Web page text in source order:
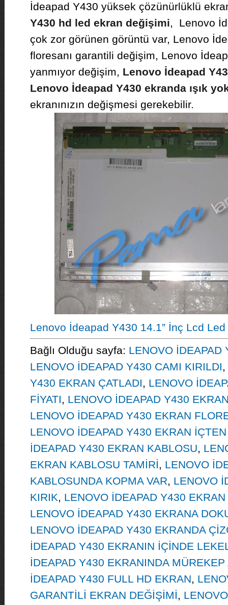
İdeapad Y430 yüksek çözünürlüklü
Y430 hd led ekran değişimi, Lenovo
çok zor görünen görüntü var, Lenovo
floresanı garantili değişim, Lenovo
yanmıyor değişim, Lenovo İdeapad
Lenovo İdeapad Y430 ekranda ışık
ekranınızın değişmesi gerekebilir.
Lenovo İdeapad Y430 14.1” İnç Lcd
Bağlı Olduğu sayfa: LENOVO İDEAPAD
LENOVO İDEAPAD Y430 CAMI KIRILDI,
Y430 EKRAN ÇATLADI, LENOVO
FİYATI, LENOVO İDEAPAD Y430
LENOVO İDEAPAD Y430 EKRAN
LENOVO İDEAPAD Y430 EKRAN
İDEAPAD Y430 EKRAN KABLOSU,
EKRAN KABLOSU TAMİRİ, LENOVO
KABLOSUNDA KOPMA VAR, LENOVO
KIRIK, LENOVO İDEAPAD Y430
LENOVO İDEAPAD Y430 EKRANA
LENOVO İDEAPAD Y430 EKRANDA
İDEAPAD Y430 EKRANIN İÇİNDE
İDEAPAD Y430 EKRANINDA MÜREKEP
İDEAPAD Y430 FULL HD EKRAN,
GARANTİLİ EKRAN DEĞİŞİMİ,